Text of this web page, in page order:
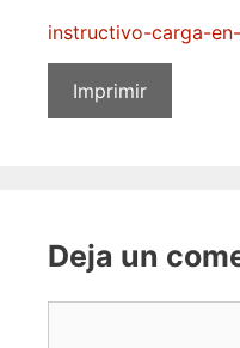
instructivo-carga-
Imprimir
Deja un